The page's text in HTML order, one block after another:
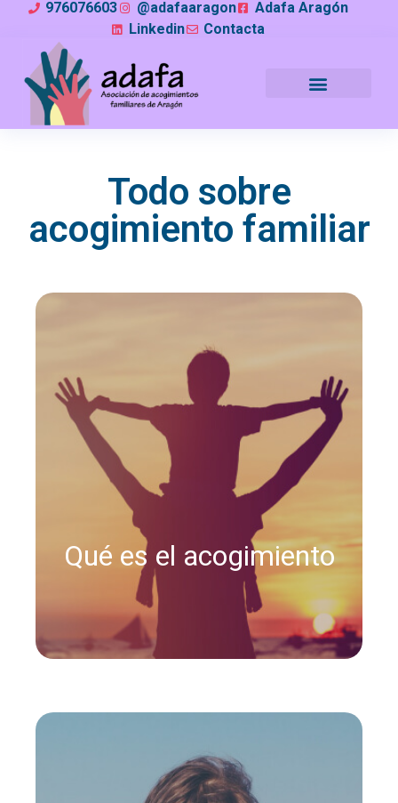
976076603 @adafaaragon
Adafa Aragón
Linkedin
Contacta
Todo sobre
acogimiento familiar
Qué es el acogimiento